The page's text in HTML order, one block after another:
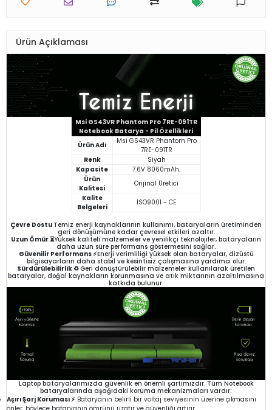
Ürün Açıklaması
Msi GS43VR Phantom Pro 7RE-091TR
Notebook Batarya - Pil Özellikleri
Ürün Adı
Msi GS43VR Phantom Pro
7RE-091TR
Renk
Siyah
Kapasite
7.6V 8060mAh.
Ürün
Kalitesi
Orijinal Üretici
Kalite
Belgeleri
ISO9001 - CE
Çevre Dostu Temiz enerji kaynaklarının kullanımı, bataryaların üretiminden
geri dönüşümüne kadar çevresel etkileri azaltır.
Uzun Ömür ⏳Yüksek kaliteli malzemeler ve yenilikçi teknolojiler, bataryaların
daha uzun süre performans göstermesini sağlar.
Güvenilir Performans ⚡Enerji verimliliği yüksek olan bataryalar, dizüstü
bilgisayarların daha stabil ve kesintisiz çalışmasına yardımcı olur.
Sürdürülebilirlik ♻️Geri dönüştürülebilir malzemeler kullanılarak üretilen
bataryalar, doğal kaynakların korunmasına ve atık miktarının azaltılmasına
katkıda bulunur.
Laptop bataryalarımızda güvenlik en önemli şartımızdır. Tüm Notebook
bataryalarında aşağıdaki koruma mekanizmaları vardır:
Aşırı Şarj Koruması ⚡ Bataryanın belirli bir voltaj seviyesinin üzerine çıkmasını